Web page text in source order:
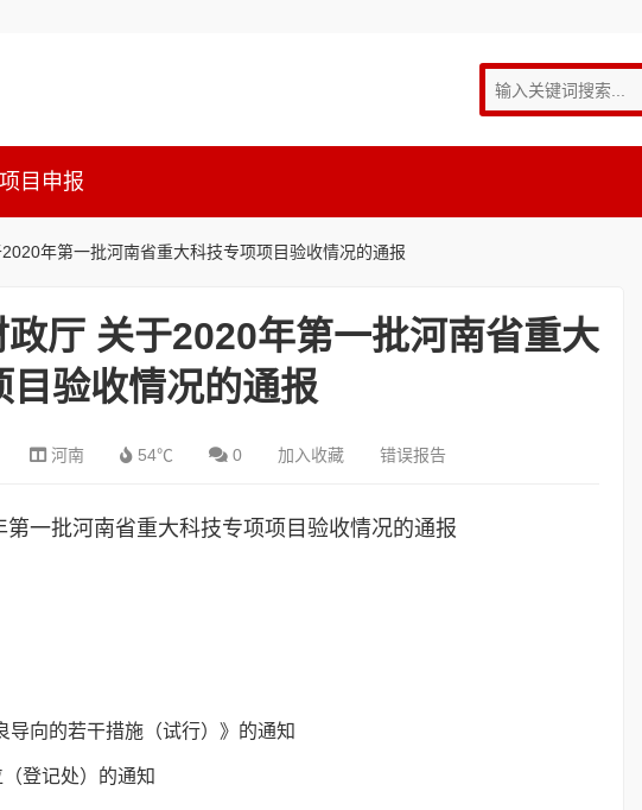
项目申报
年第一批河南省重大科技专项项目验收情况的通报
厅 关于2020年第一批河南省重大
目验收情况的通报
河南 54℃ 0 加入收藏 错误报告
一批河南省重大科技专项项目验收情况的通报
导向的若干措施（试行）》的通知
登记处）的通知